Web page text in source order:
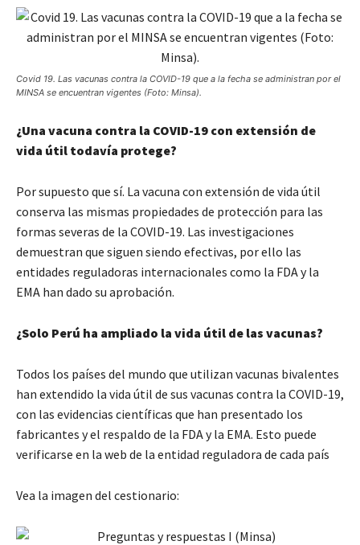
Covid 19. Las vacunas contra la COVID-19 que a la fecha se administran por el
MINSA se encuentran vigentes (Foto: Minsa).
¿Una vacuna contra la COVID-19 con extensión de
vida útil todavía protege?
Por supuesto que sí. La vacuna con extensión de vida útil
conserva las mismas propiedades de protección para las
formas severas de la COVID-19. Las investigaciones
demuestran que siguen siendo efectivas, por ello las
entidades reguladoras internacionales como la FDA y la
EMA han dado su aprobación.
¿Solo Perú ha ampliado la vida útil de las vacunas?
Todos los países del mundo que utilizan vacunas bivalentes
han extendido la vida útil de sus vacunas contra la COVID-19,
con las evidencias científicas que han presentado los
fabricantes y el respaldo de la FDA y la EMA. Esto puede
verificarse en la web de la entidad reguladora de cada país
Vea la imagen del cestionario: